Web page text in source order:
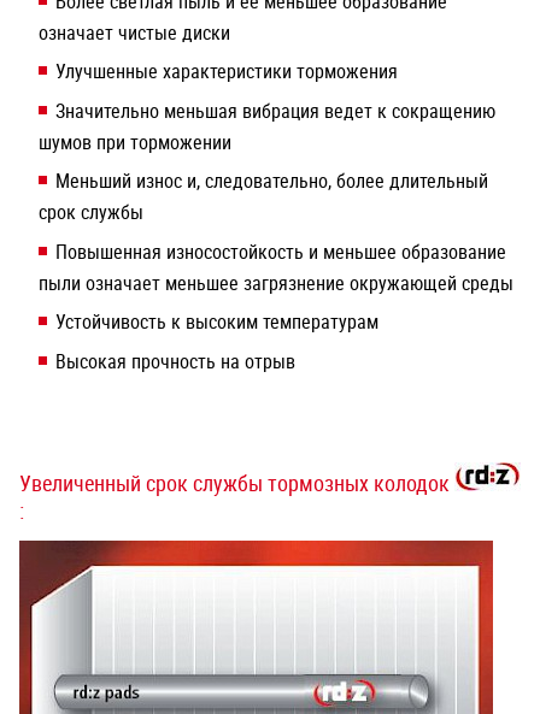
означает чистые диски
Улучшенные характеристики торможения
Значительно меньшая вибрация ведет к сокращению
шумов при торможении
Меньший износ и, следовательно, более длительный
срок службы
Повышенная износостойкость и меньшее образование
пыли означает меньшее загрязнение окружающей среды
Устойчивость к высоким температурам
Высокая прочность на отрыв
Увеличенный срок службы тормозных колодок
: